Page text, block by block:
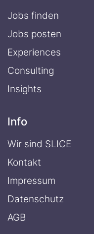
Jobs finden
Jobs posten
Experiences
Consulting
Insights
Info
Wir sind SLICE
Kontakt
Impressum
Datenschutz
AGB